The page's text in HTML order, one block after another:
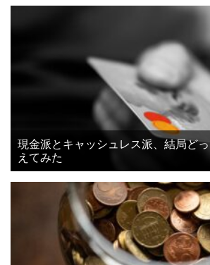
現金派とキャッシュレス派、結局ど
えてみた